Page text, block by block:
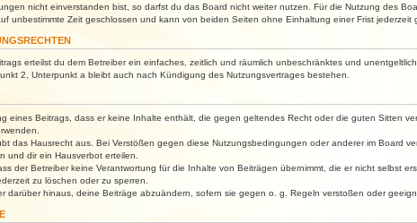
nicht einverstanden bist, so darfst du das Board nicht weiter nutzen. Für die Nutzung des
unbestimmte Zeit geschlossen und kann von beiden Seiten ohne Einhaltung einer Frist jederzeit
erteilst du dem Betreiber ein einfaches, zeitlich und räumlich unbeschränktes und
2, Unterpunkt a bleibt auch nach Kündigung des Nutzungsvertrages bestehen.
eines Beitrags, dass er keine Inhalte enthält, die gegen geltendes Recht oder die guten Sitten
das Hausrecht aus. Bei Verstößen gegen diese Nutzungsbedingungen oder anderer im Board
und dir ein Hausverbot erteilen.
der Betreiber keine Verantwortung für die Inhalte von Beiträgen übernimmt, die er nicht selbst
zu löschen oder zu sperren.
darüber hinaus, deine Beiträge abzuändern, sofern sie gegen o. g. Regeln verstoßen oder